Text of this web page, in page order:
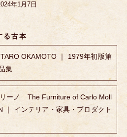
年1月7日
る古本
OKAMOTO ｜ 1979年初版第
集
ーノ The Furniture of Carlo Moll
｜ インテリア・家具・プロダクト